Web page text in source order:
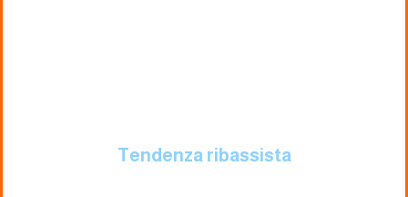
Tendenza ribassista